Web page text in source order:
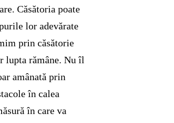
Căsătoria poate
lor adevărate
prin căsătorie
lupta rămâne. Nu îl
amânată prin
în calea
în care va